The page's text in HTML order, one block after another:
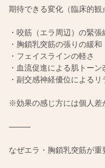
期待できる変化（臨床的観
・咬筋（エラ周辺）の緊張
・胸鎖乳突筋の張りの緩和
・フェイスラインの軽さ
・血流促進による肌トーン
・副交感神経優位によるリ
※効果の感じ方には個人差
⸻
なぜエラ・胸鎖乳突筋が重